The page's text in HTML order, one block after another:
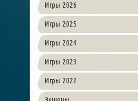
Игры 2026
Игры 2025
Игры 2024
Игры 2023
Игры 2022
Экшены